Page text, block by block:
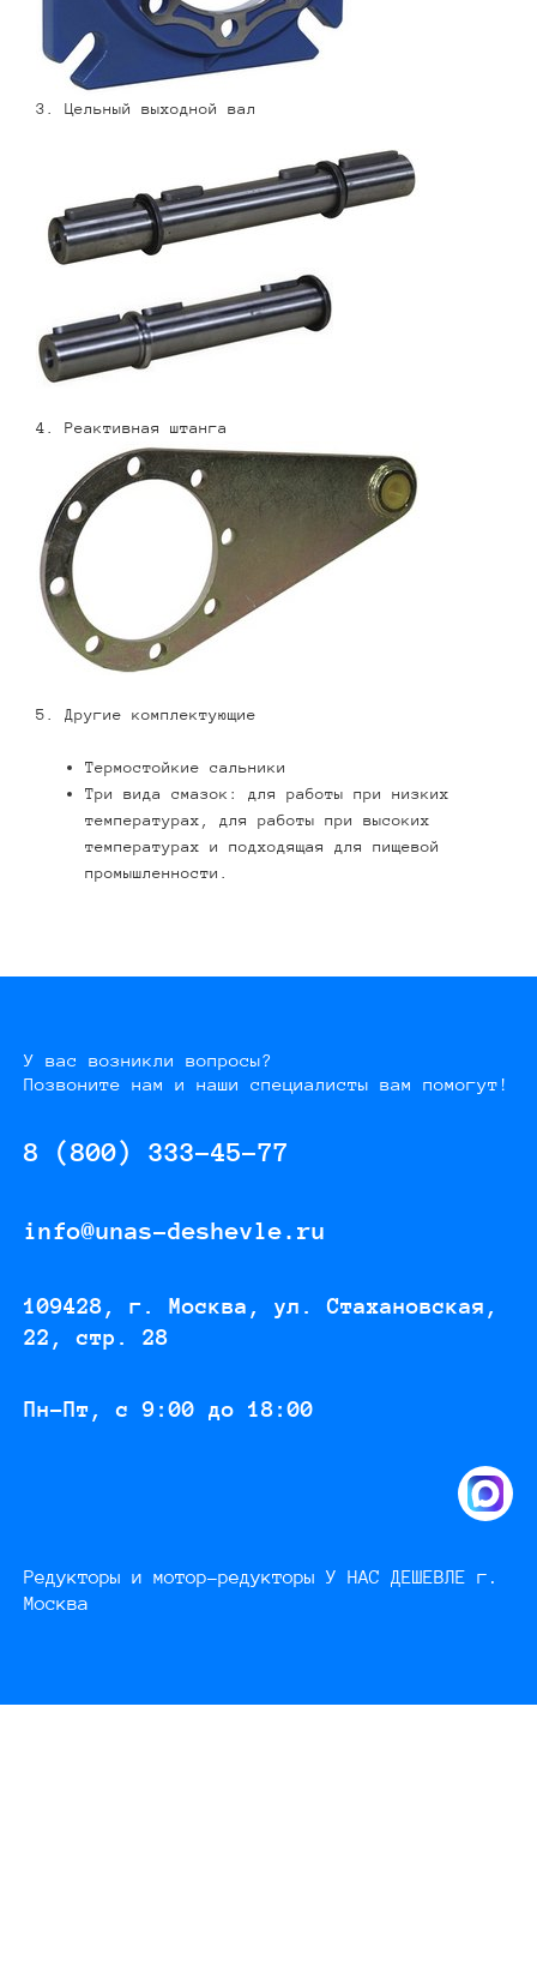
3. Цельный выходной вал
4. Реактивная штанга
5. Другие комплектующие
Термостойкие сальники
Три вида смазок: для работы при низких
температурах, для работы при высоких
температурах и подходящая для пищевой
промышленности.
У вас возникли вопросы?
Позвоните нам и наши специалисты вам помогут!
8 (800) 333-45-77
info@unas-deshevle.ru
109428, г. Москва, ул. Стахановская,
22, стр. 28
Пн-Пт, с 9:00 до 18:00
Редукторы и мотор-редукторы У НАС ДЕШЕВЛЕ г.
Москва